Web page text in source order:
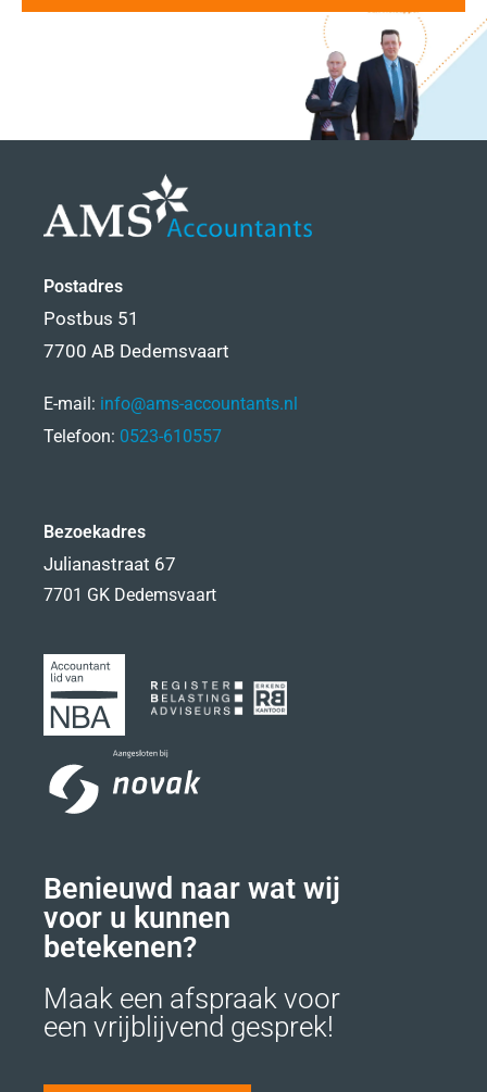
Postadres
Postbus 51
7700 AB Dedemsvaart
E-mail: info@ams-accountants.nl
Telefoon: 0523-610557
Bezoekadres
Julianastraat 67
7701 GK Dedemsvaart
Benieuwd naar wat wij
voor u kunnen
betekenen?
Maak een afspraak voor
een vrijblijvend gesprek!